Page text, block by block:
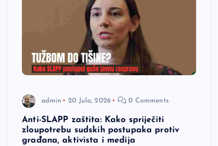
admin 20 Jula, 2026 0 Comments
Anti-SLAPP zaštita: Kako spriječiti
zloupotrebu sudskih postupaka protiv
građana, aktivista i medija